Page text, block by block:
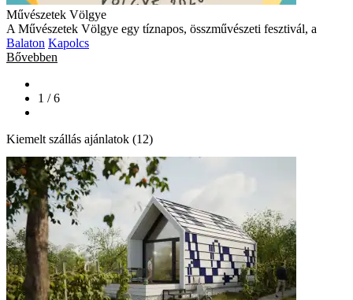
Művészetek Völgye
A Művészetek Völgye egy tíznapos, összművészeti fesztivál, a
Balaton Kapolcs
Bővebben
1 / 6
Kiemelt szállás ajánlatok (12)